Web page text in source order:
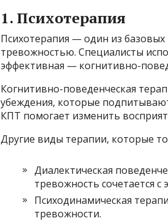
1. Психотерапия
Психотерапия — один из
тревожностью. Специалисты
эффективная — когнитивно-
Когнитивно-поведенческая
убеждения, которые
КПТ помогает изменить
Другие виды терапии, которые
Диалектическая
тревожность сочетается
Психодинамическая
тревожности.